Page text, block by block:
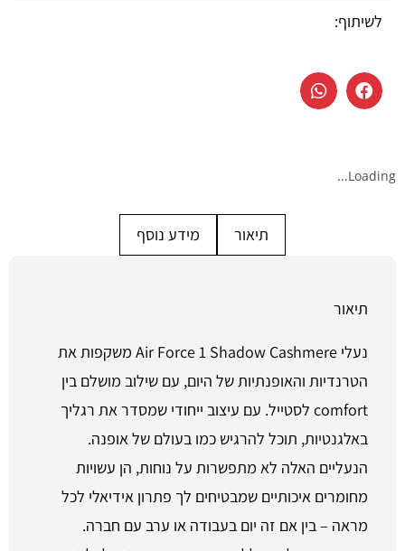
לשיתוף:
Loading...
תיאור מידע נוסף
תיאור
נעלי Air Force 1 Shadow Cashmere משקפות את
הטרנדיות והאופנתיות של היום, עם שילוב מושלם בין
comfort לסטייל. עם עיצוב ייחודי שמסדר את רגליך
באלגנטיות, תוכל להרגיש כמו בעולם של אופנה.
הנעליים האלה לא מתפשרות על נוחות, הן עשויות
מחומרים איכותיים שמבטיחים לך פתרון אידיאלי לכל
מראה – בין אם זה יום בעבודה או ערב עם חברה.